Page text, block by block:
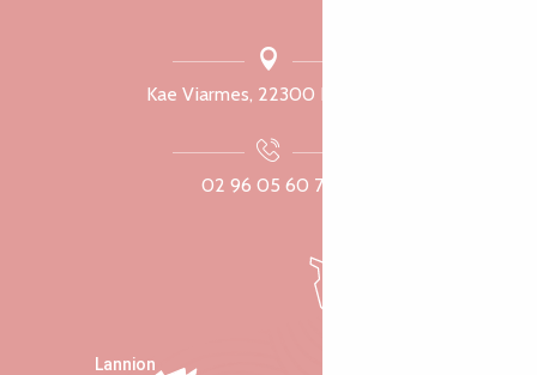
Kae Viarmes, 22300 Lannuon
02 96 05 60 70
Lannion